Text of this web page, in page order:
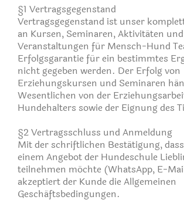
§1 Vertragsgegenstand
Vertragsgegenstand ist unser
an Kursen, Seminaren, Aktivitäten und
Veranstaltungen für Mensch-Hund
Erfolgsgarantie für ein bestimmtes
nicht gegeben werden. Der Erfolg von
Erziehungskursen und Seminaren
Wesentlichen von der
Hundehalters sowie der Eignung des
§2 Vertragsschluss und Anmeldung
Mit der schriftlichen Bestätigung,
einem Angebot der Hundeschule
teilnehmen möchte (WhatsApp, E-
akzeptiert der Kunde die Allgemeinen
Geschäftsbedingungen.